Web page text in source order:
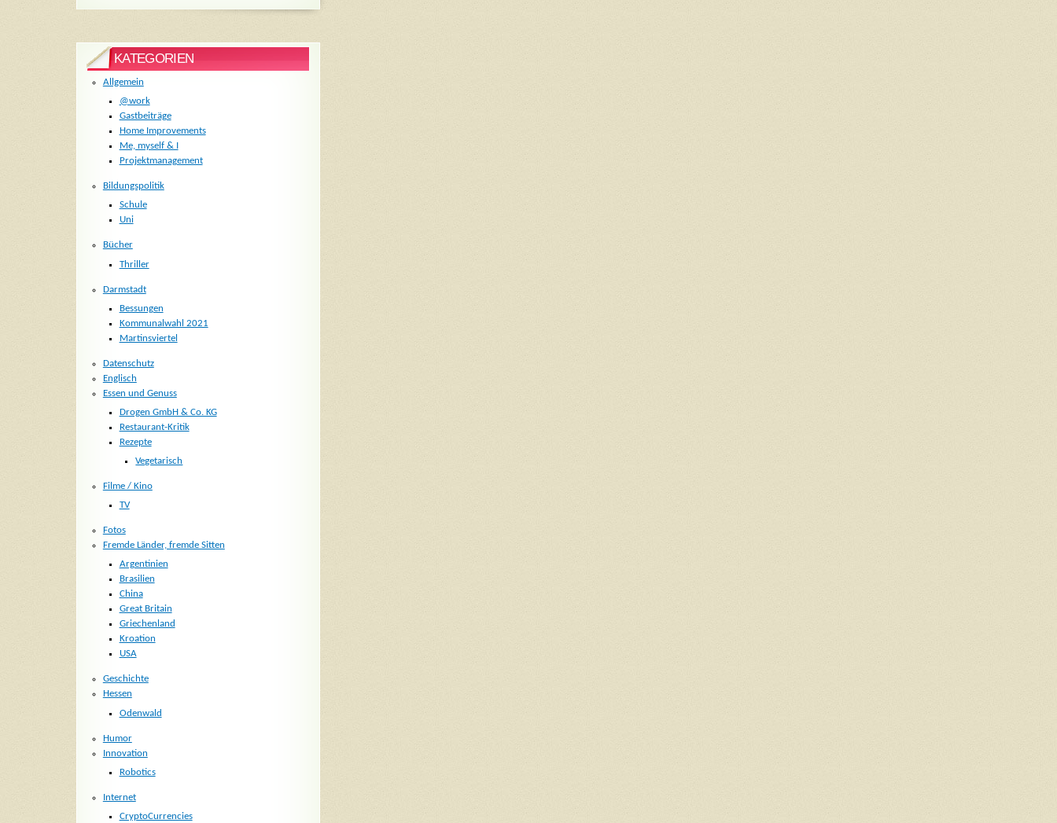
KATEGORIEN
Allgemein
@work
Gastbeiträge
Home Improvements
Me, myself & I
Projektmanagement
Bildungspolitik
Schule
Uni
Bücher
Thriller
Darmstadt
Bessungen
Kommunalwahl 2021
Martinsviertel
Datenschutz
Englisch
Essen und Genuss
Drogen GmbH & Co. KG
Restaurant-Kritik
Rezepte
Vegetarisch
Filme / Kino
TV
Fotos
Fremde Länder, fremde Sitten
Argentinien
Brasilien
China
Great Britain
Griechenland
Kroation
USA
Geschichte
Hessen
Odenwald
Humor
Innovation
Robotics
Internet
CryptoCurrencies